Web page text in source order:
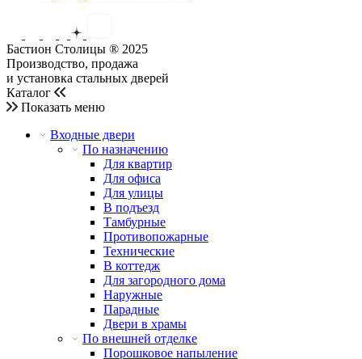
Бастион Столицы ® 2025
Производство, продажа
и установка стальных дверей
Каталог
Показать меню
Входные двери
По назначению
Для квартир
Для офиса
Для улицы
В подъезд
Тамбурные
Противопожарные
Технические
В коттедж
Для загородного дома
Наружные
Парадные
Двери в храмы
По внешней отделке
Порошковое напыление